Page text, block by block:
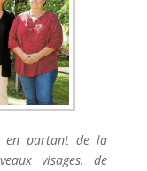
en partant de la
visages, de